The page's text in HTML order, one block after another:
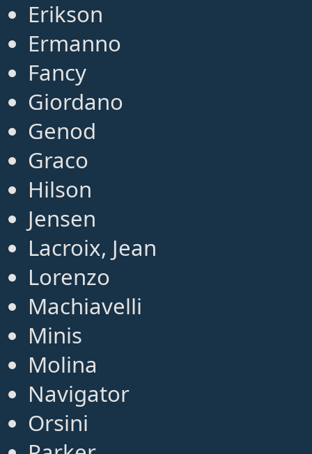
Erikson
Ermanno
Fancy
Giordano
Genod
Graco
Hilson
Jensen
Lacroix, Jean
Lorenzo
Machiavelli
Minis
Molina
Navigator
Orsini